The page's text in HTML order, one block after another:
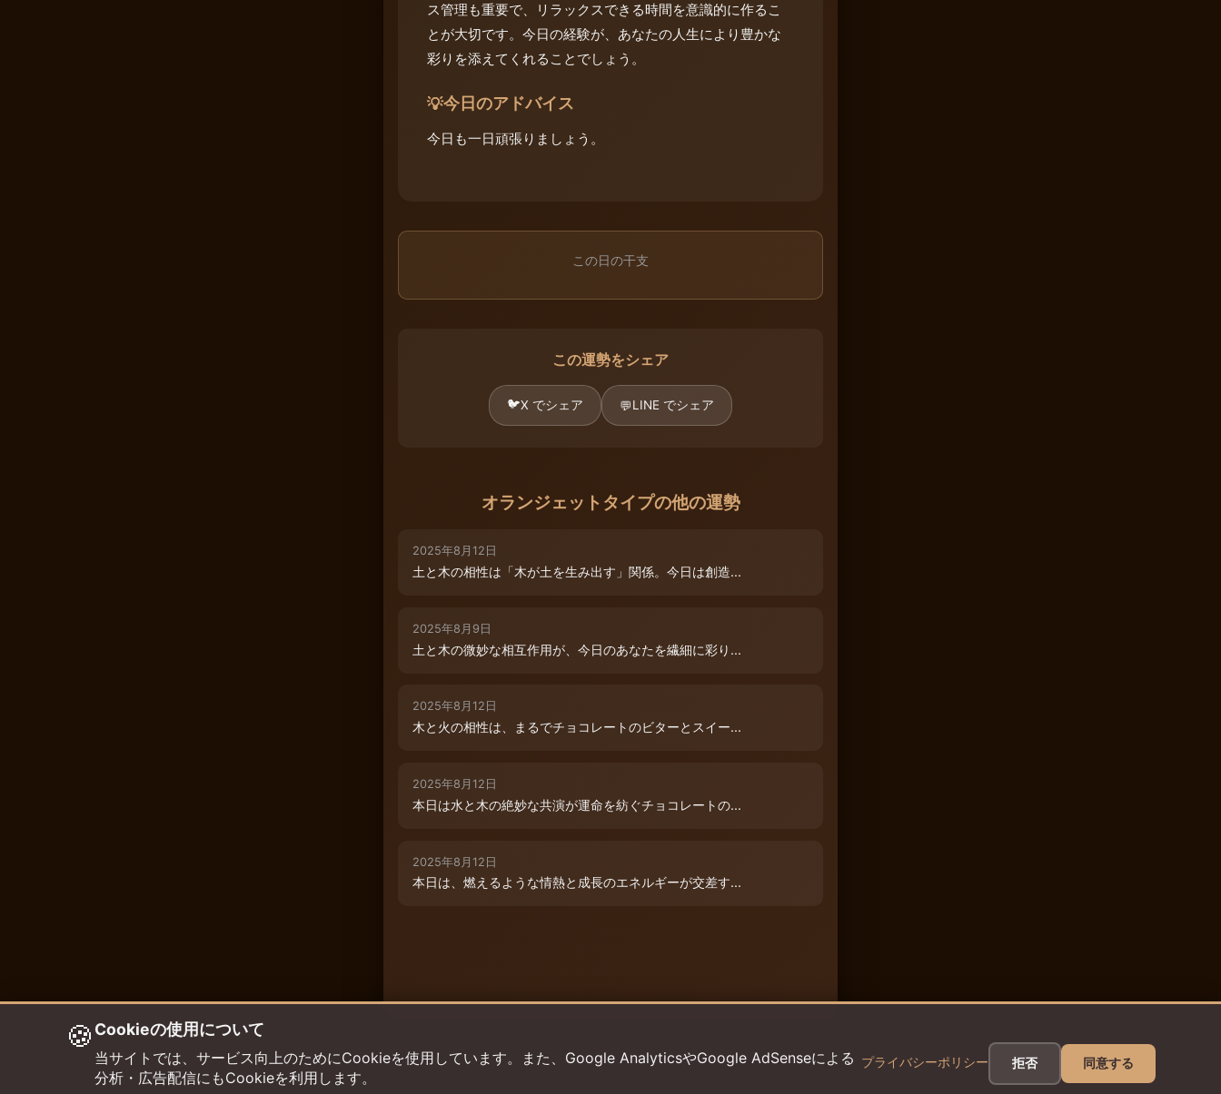
ス管理も重要で、リラックスできる時間を意識的に作るこ
とが大切です。今日の経験が、あなたの人生により豊かな
彩りを添えてくれることでしょう。
💡今日のアドバイス
今日も一日頑張りましょう。
この日の干支
この運勢をシェア
🐦X でシェア 💬LINE でシェア
オランジェットタイプの他の運勢
2025年8月12日
土と木の相性は「木が土を生み出す」関係。今日は創造...
2025年8月9日
土と木の微妙な相互作用が、今日のあなたを繊細に彩り...
2025年8月12日
木と火の相性は、まるでチョコレートのビターとスイー...
2025年8月12日
本日は水と木の絶妙な共演が運命を紡ぐチョコレートの...
2025年8月12日
本日は、燃えるような情熱と成長のエネルギーが交差す...
🍪 Cookieの使用について
当サイトでは、サービス向上のためにCookieを使用しています。また、Google AnalyticsやGoogle AdSenseによる
分析・広告配信にもCookieを利用します。
プライバシーポリシー 拒否 同意する